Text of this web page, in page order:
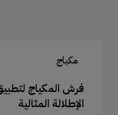
مكياج
فرش المكياج
الإطلالة المثالية